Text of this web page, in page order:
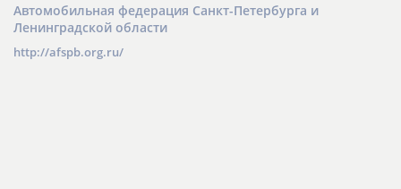
Автомобильная федерация Санкт-Петербурга и
Ленинградской области
http://afspb.org.ru/